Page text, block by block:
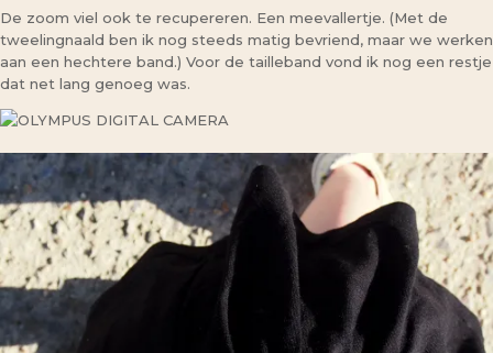
De zoom viel ook te recupereren. Een meevallertje. (Met de
tweelingnaald ben ik nog steeds matig bevriend, maar we werken
aan een hechtere band.) Voor de tailleband vond ik nog een restje
dat net lang genoeg was.